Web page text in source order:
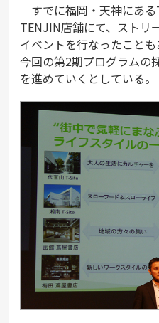
すでに福岡・天神にある
TENJIN店舗にて、ストリ
イベントを行なったことも
今回の第2期プログラムの
を進めていくとしている。